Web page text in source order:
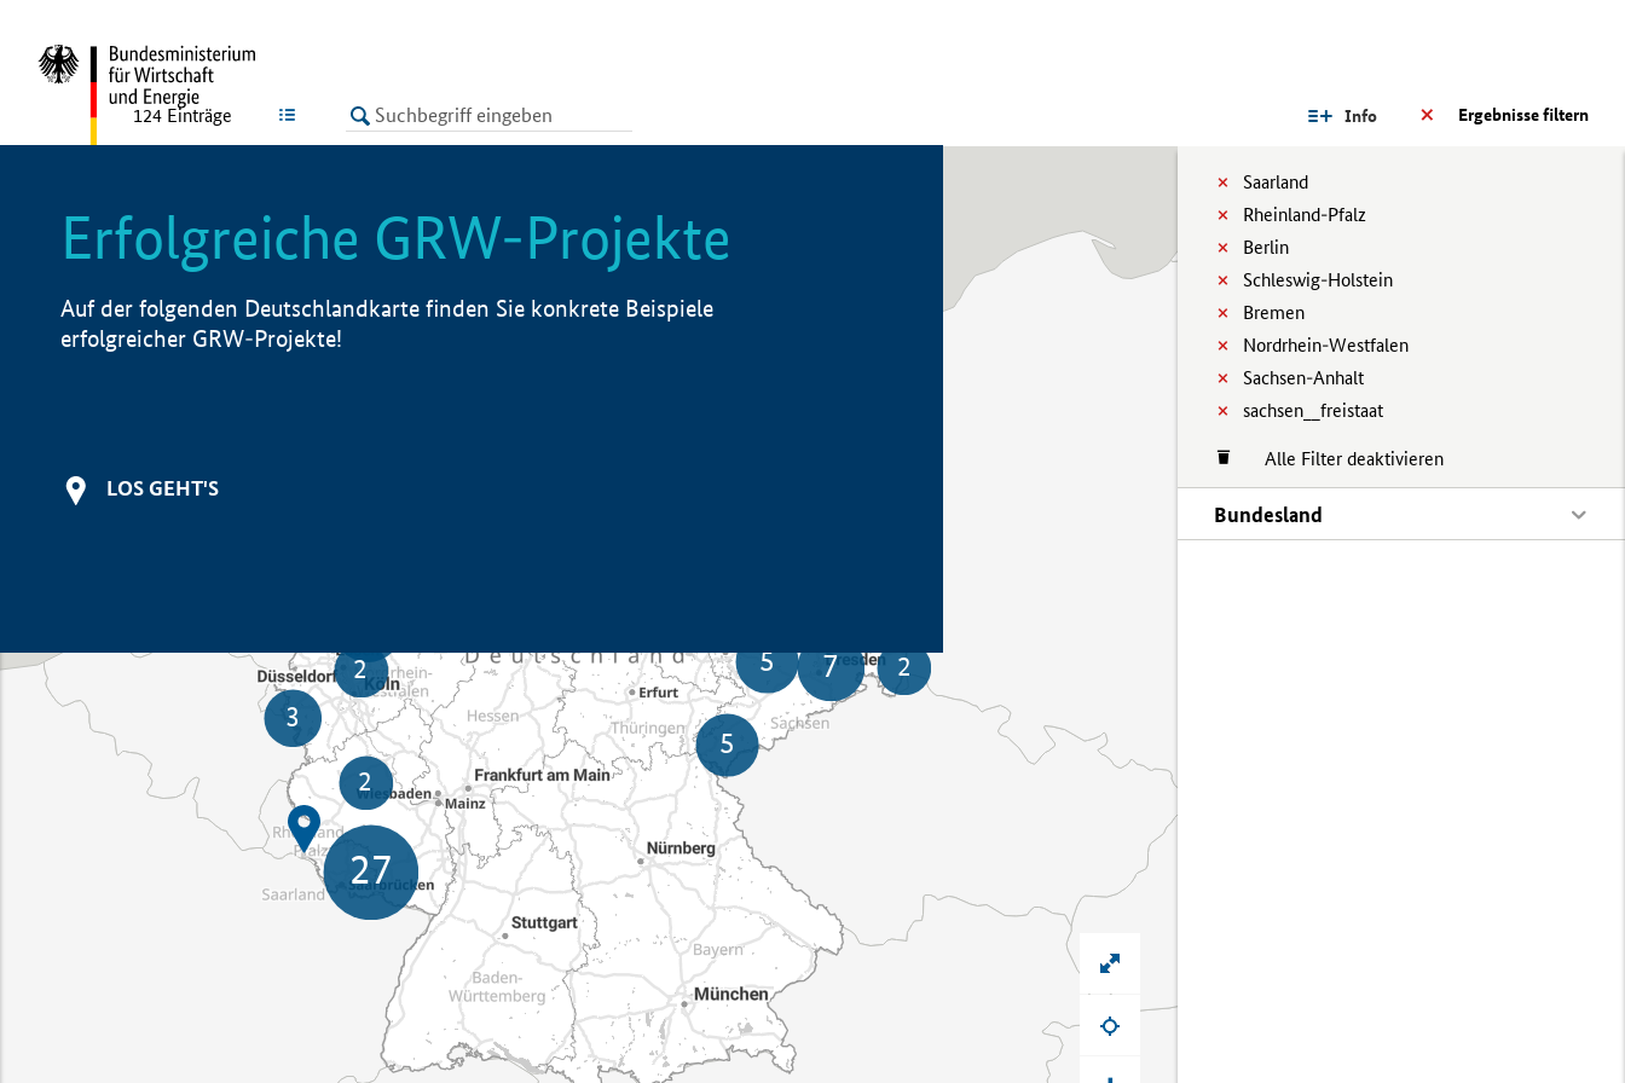
LISTE Ergebnisse filtern
Info
Saarland
Rheinland-Pfalz
Berlin
Schleswig-Holstein
Bremen
Nordrhein-Westfalen
Sachsen-Anhalt
sachsen__freistaat
Alle Filter deaktivieren
Bundesland
124 Einträge
Erfolgreiche GRW-Projekte
Auf der folgenden Deutschlandkarte finden Sie konkrete Beispiele
erfolgreicher GRW-Projekte!
LOS GEHT'S